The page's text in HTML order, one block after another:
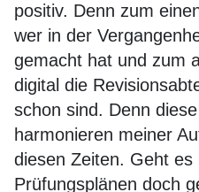
positiv. Denn zum
wer in der
gemacht hat und zum
digital die
schon sind. Denn
harmonieren meiner
diesen Zeiten. Geht es
Prüfungsplänen doch